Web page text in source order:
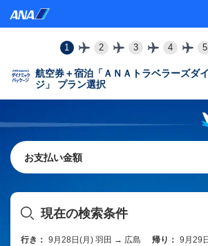
1 2 3 4 5
航空券＋宿泊「ＡＮＡトラベラーズダ
ジ」 プラン選択
お支払い金額
現在の検索条件
行き： 9月28日(月) 羽田 → 広島 帰り： 9月29